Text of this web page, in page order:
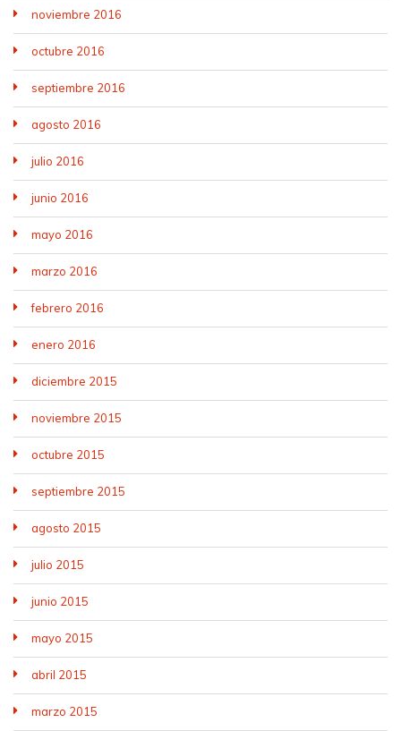
noviembre 2016
octubre 2016
septiembre 2016
agosto 2016
julio 2016
junio 2016
mayo 2016
marzo 2016
febrero 2016
enero 2016
diciembre 2015
noviembre 2015
octubre 2015
septiembre 2015
agosto 2015
julio 2015
junio 2015
mayo 2015
abril 2015
marzo 2015